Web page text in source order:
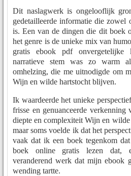
Dit naslagwerk is ongelooflijk
gedetailleerde informatie die zowel
is. Een van de dingen die dit boek
het genre is de unieke mix van
gratis ebook pdf onvergetelijke
narratieve stem was zo warm
omhelzing, die me uitnodigde om
Wijn en wilde hartstocht blijven.
Ik waardeerde het unieke
frisse en genuanceerde verkenning
diepte en complexiteit Wijn en wilde
maar soms voelde ik dat het
vaak dat ik een boek tegenkom
boek online gratis lezen dat,
veranderend werk dat mijn ebook
wending tartte.